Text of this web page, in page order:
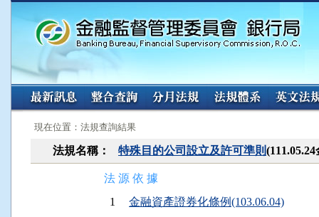
:::
現在位置：法規查詢結果
法規名稱： 特殊目的公司設立及許可準則
法 源 依 據
1
金融資產證券化條例(103.06.04)